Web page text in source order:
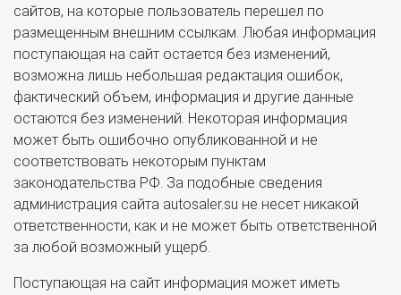
сайтов, на которые пользователь перешел по
размещенным внешним ссылкам. Любая информация
поступающая на сайт остается без изменений,
возможна лишь небольшая редактация ошибок,
фактический объем, информация и другие данные
остаются без изменений. Некоторая информация
может быть ошибочно опубликованной и не
соответствовать некоторым пунктам
законодательства РФ. За подобные сведения
администрация сайта autosaler.su не несет никакой
ответственности, как и не может быть ответственной
за любой возможный ущерб.
Поступающая на сайт информация может иметь